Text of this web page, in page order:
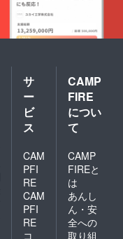
サ
ー
ビ
ス
CAM
PFI
RE
CAM
PFI
RE
コ
CAMP
FIRE
につい
て
CAMP
FIREと
は
あんし
ん・安
全への
取り組